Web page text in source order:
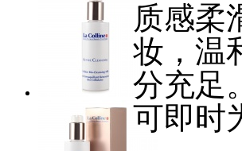
质感柔
妆，温
分充足
可即时